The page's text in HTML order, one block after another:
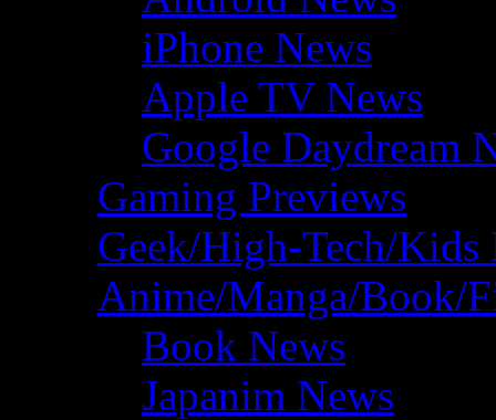
iPhone News
Apple TV News
Google Daydream
Gaming Previews
Geek/High-Tech/Kids
Anime/Manga/Book/
Book News
Japanim News